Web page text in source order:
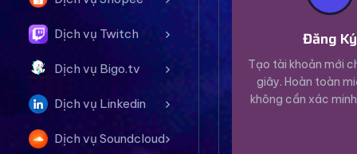
Dịch vụ Twitch
Dịch vụ Bigo.tv
Dịch vụ Linkedin
Dịch vụ Soundcloud
Đăng Ký
Tạo tài khoản mới
giây. Hoàn toàn
không cần xác